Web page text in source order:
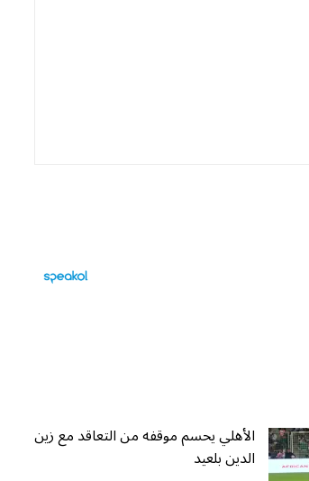
الأهلي يحسم موقفه من التعاقد مع زين
الدين بلعيد